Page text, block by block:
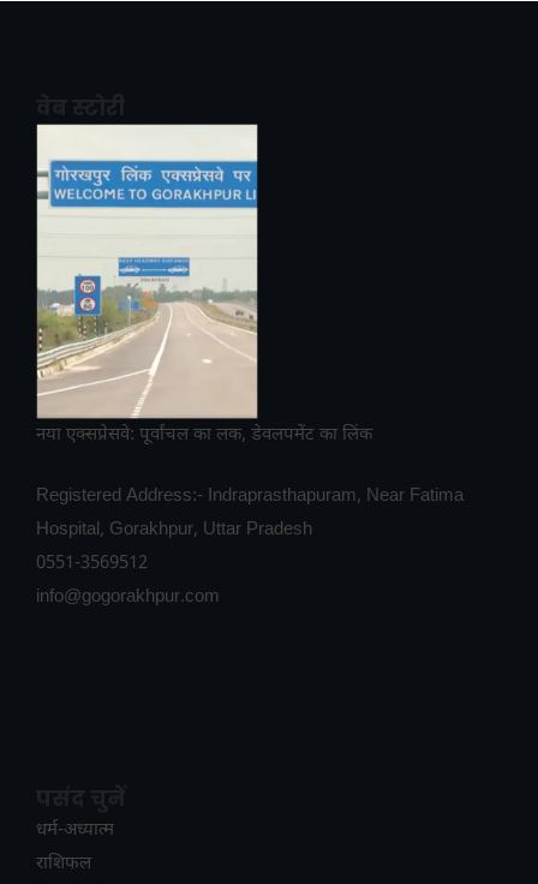
नया एक्सप्रेसवे: पूर्वांचल का लक, डेवलपमेंट का लिंक
Registered Address:- Indraprasthapuram, Near Fatima
Hospital, Gorakhpur, Uttar Pradesh
0551-3569512
info@gogorakhpur.com
धर्म-अध्यात्म
राशिफल